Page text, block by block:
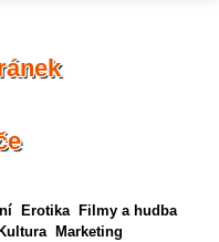
Erotika
Filmy a hudba
Kultura
Marketing